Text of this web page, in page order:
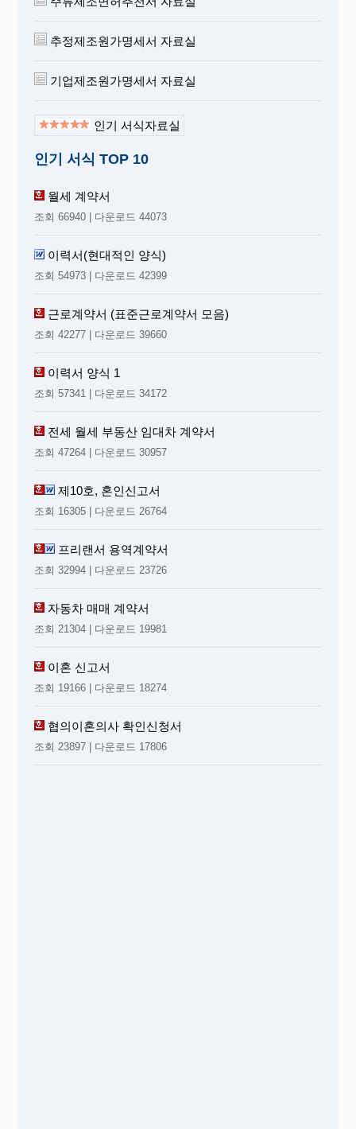
추정제조원가명세서 자료실
기업제조원가명세서 자료실
인기 서식자료실
인기 서식 TOP 10
월세 계약서
조회 66940 | 다운로드 44073
이력서(현대적인 양식)
조회 54973 | 다운로드 42399
근로계약서 (표준근로계약서 모음)
조회 42277 | 다운로드 39660
이력서 양식 1
조회 57341 | 다운로드 34172
전세 월세 부동산 임대차 계약서
조회 47264 | 다운로드 30957
제10호, 혼인신고서
조회 16305 | 다운로드 26764
프리랜서 용역계약서
조회 32994 | 다운로드 23726
자동차 매매 계약서
조회 21304 | 다운로드 19981
이혼 신고서
조회 19166 | 다운로드 18274
협의이혼의사 확인신청서
조회 23897 | 다운로드 17806